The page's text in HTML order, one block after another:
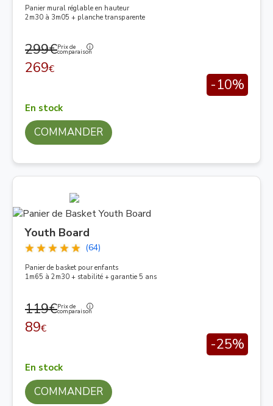
Panier mural réglable en hauteur
2m30 à 3m05 + planche transparente
299€Prix de
comparaison
269€
-10%
En stock
COMMANDER
Youth Board
(64)
Panier de basket pour enfants
1m65 à 2m30 + stabilité + garantie 5 ans
119€Prix de
comparaison
89€
-25%
En stock
COMMANDER